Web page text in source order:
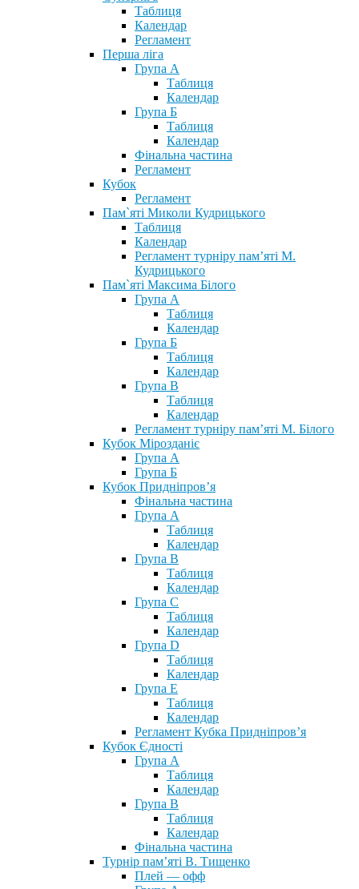
Таблиця
Календар
Регламент
Перша ліга
Група А
Таблиця
Календар
Група Б
Таблиця
Календар
Фінальна частина
Регламент
Кубок
Регламент
Пам`яті Миколи Кудрицького
Таблиця
Календар
Регламент турніру пам’яті М.
Кудрицького
Пам`яті Максима Білого
Група А
Таблиця
Календар
Група Б
Таблиця
Календар
Група В
Таблиця
Календар
Регламент турніру пам’яті М. Білого
Кубок Мірозданіє
Група А
Група Б
Кубок Придніпров’я
Фінальна частина
Група А
Таблиця
Календар
Група В
Таблиця
Календар
Група С
Таблиця
Календар
Група D
Таблиця
Календар
Група Е
Таблиця
Календар
Регламент Кубка Придніпров’я
Кубок Єдності
Група А
Таблиця
Календар
Група В
Таблиця
Календар
Фінальна частина
Турнір пам’яті В. Тищенко
Плей — офф